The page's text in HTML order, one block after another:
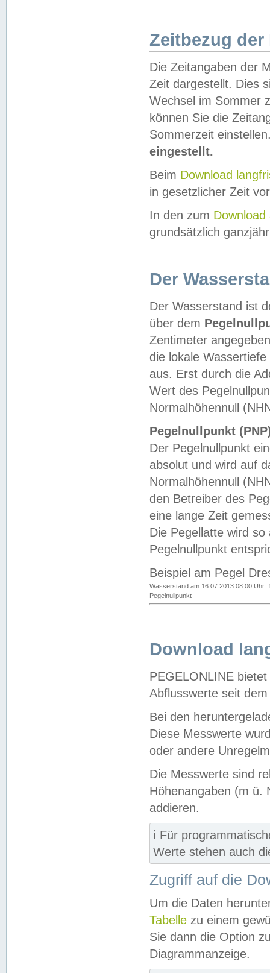
Zeitbezug der
Die Zeitangaben der
Zeit dargestellt. Dies
Wechsel im Sommer
können Sie die
Sommerzeit
eingestellt.
Beim Download
in gesetzlicher Zeit
In den zum Download
grundsätzlich
Der
Der Wasserstand ist
über dem
Zentimeter
die lokale
aus. Erst durch die
Wert des
Normalhöhennull
Pegelnullpunkt
Der Pegelnullpunkt
absolut und wird auf
Normalhöhennull
den Betreiber des
eine lange Zeit
Die Pegellatte wird
Pegelnullpunkt
Beispiel am Pegel
Wasserstand am 16.07.2013 08:00 Uhr:
Pegelnullpunkt
Download
PEGELONLINE
Abflusswerte seit
Bei den
Diese Messwerte
oder andere
Die Messwerte sind
Höhenangaben (m ü.
addieren.
ℹ️ Für
Werte stehen auch
Zugriff auf die
Um die Daten
Tabelle zu einem
Sie dann die Option
Diagrammanzeige.